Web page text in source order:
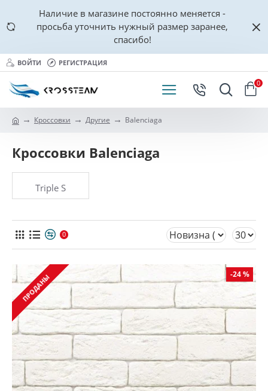
Наличие в магазине постоянно меняется -
просьба уточнить нужный размер заранее,
спасибо!
ВОЙТИ РЕГИСТРАЦИЯ
0
Кроссовки Другие Balenciaga
Кроссовки Balenciaga
Triple S
0
-24 %
ПРОДАНЫ